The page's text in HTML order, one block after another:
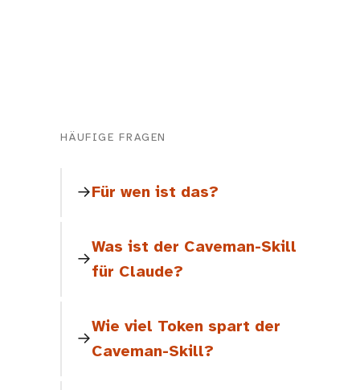
HÄUFIGE FRAGEN
Für wen ist das?
Was ist der Caveman-Skill
für Claude?
Wie viel Token spart der
Caveman-Skill?